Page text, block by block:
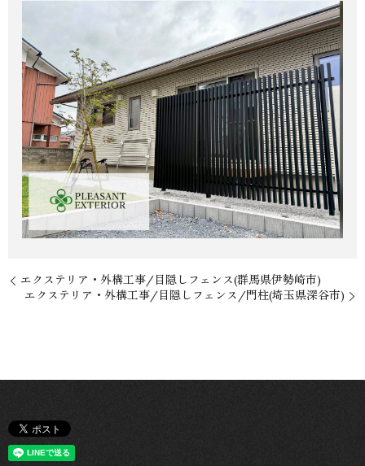
エクステリア・外構工事/目隠しフェンス(群馬県伊勢崎市)
エクステリア・外構工事/目隠しフェンス/門柱(埼玉県深谷市)